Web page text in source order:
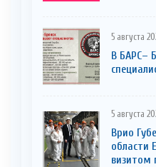
5 августа
В БАРС–
5 августа
Врио
области
визитом